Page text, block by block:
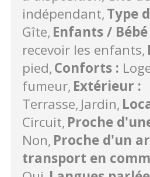
indépendant Type
Gîte Enfants / Bébé
recevoir les enfants
pied Conforts :
fumeur Extérieur :
Terrasse Jardin
Circuit Proche
Non Proche d'un
transport en